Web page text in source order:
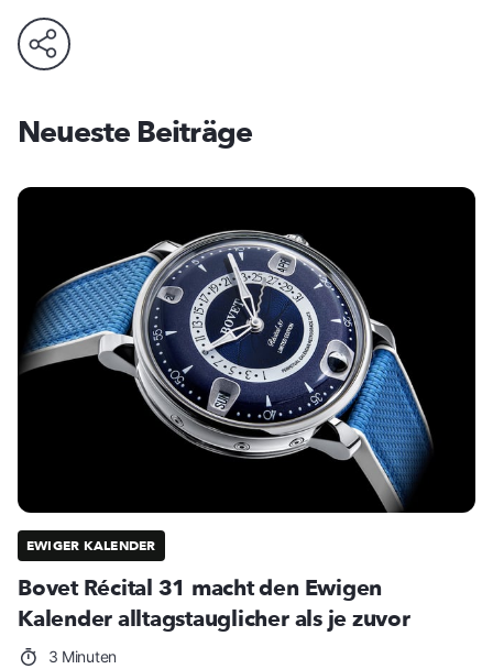
Neueste Beiträge
EWIGER KALENDER
Bovet Récital 31 macht den Ewigen
Kalender alltagstauglicher als je zuvor
3 Minuten